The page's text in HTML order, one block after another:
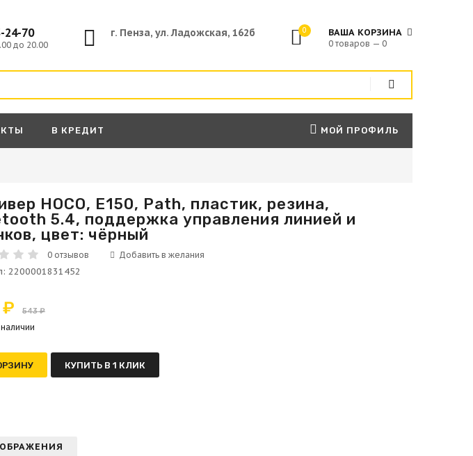
24-70
до 20.00
г. Пенза, ул. Ладожская, 162б 0 ВАША КОРЗИНА
0 товаров — 0
МОЙ ПРОФИЛЬ
В КРЕДИТ
HOCO, E150, Path, пластик, резина,
5.4, поддержка управления линией и
цвет: чёрный
0 отзывов
: 2200001831452
₽ 543 ₽
КУПИТЬ В 1 КЛИК